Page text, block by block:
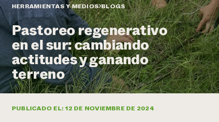
Informes anuales y financieros
Historias de impacto
Informe de
impacto 2024
LEER EL INFORME
Latinos en la agricultura
Sistemas alimentarios locales
Agricultura urbana
Las mujeres en la agricultura
Evento anual de reciclaje de productos electrónicos
Blog
Podcasts
Publicaciones
Cursos cortos
Vídeos
Asociaciones empresariales
Donar
Donaciones planificadas
Boletín
Consultas de los medios de comunicación
HERRAMIENTAS Y MEDIOS BLOGS
Pastoreo regenerativo
en el sur: cambiando
actitudes y ganando
terreno
PUBLICADO EL: 12 DE NOVIEMBRE DE 2024